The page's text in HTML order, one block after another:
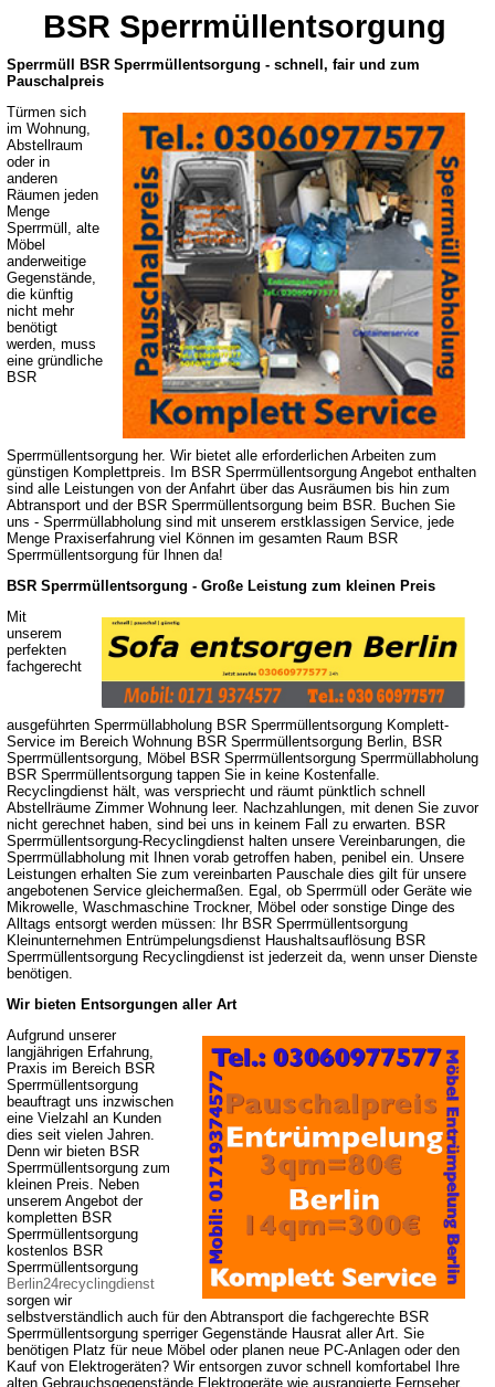
BSR Sperrmüllentsorgung
Sperrmüll BSR Sperrmüllentsorgung - schnell, fair und zum
Pauschalpreis
Türmen sich
im Wohnung,
Abstellraum
oder in
anderen
Räumen jeden
Menge
Sperrmüll, alte
Möbel
anderweitige
Gegenstände,
die künftig
nicht mehr
benötigt
werden, muss
eine gründliche
BSR
Sperrmüllentsorgung her. Wir bietet alle erforderlichen Arbeiten zum
günstigen Komplettpreis. Im BSR Sperrmüllentsorgung Angebot enthalten
sind alle Leistungen von der Anfahrt über das Ausräumen bis hin zum
Abtransport und der BSR Sperrmüllentsorgung beim BSR. Buchen Sie
uns - Sperrmüllabholung sind mit unserem erstklassigen Service, jede
Menge Praxiserfahrung viel Können im gesamten Raum BSR
Sperrmüllentsorgung für Ihnen da!
BSR Sperrmüllentsorgung - Große Leistung zum kleinen Preis
Mit
unserem
perfekten
fachgerecht
ausgeführten Sperrmüllabholung BSR Sperrmüllentsorgung Komplett-
Service im Bereich Wohnung BSR Sperrmüllentsorgung Berlin, BSR
Sperrmüllentsorgung, Möbel BSR Sperrmüllentsorgung Sperrmüllabholung
BSR Sperrmüllentsorgung tappen Sie in keine Kostenfalle.
Recyclingdienst hält, was verspriecht und räumt pünktlich schnell
Abstellräume Zimmer Wohnung leer. Nachzahlungen, mit denen Sie zuvor
nicht gerechnet haben, sind bei uns in keinem Fall zu erwarten. BSR
Sperrmüllentsorgung-Recyclingdienst halten unsere Vereinbarungen, die
Sperrmüllabholung mit Ihnen vorab getroffen haben, penibel ein. Unsere
Leistungen erhalten Sie zum vereinbarten Pauschale dies gilt für unsere
angebotenen Service gleichermaßen. Egal, ob Sperrmüll oder Geräte wie
Mikrowelle, Waschmaschine Trockner, Möbel oder sonstige Dinge des
Alltags entsorgt werden müssen: Ihr BSR Sperrmüllentsorgung
Kleinunternehmen Entrümpelungsdienst Haushaltsauflösung BSR
Sperrmüllentsorgung Recyclingdienst ist jederzeit da, wenn unser Dienste
benötigen.
Wir bieten Entsorgungen aller Art
Aufgrund unserer
langjährigen Erfahrung,
Praxis im Bereich BSR
Sperrmüllentsorgung
beauftragt uns inzwischen
eine Vielzahl an Kunden
dies seit vielen Jahren.
Denn wir bieten BSR
Sperrmüllentsorgung zum
kleinen Preis. Neben
unserem Angebot der
kompletten BSR
Sperrmüllentsorgung
kostenlos BSR
Sperrmüllentsorgung
Berlin24recyclingdienst
sorgen wir
selbstverständlich auch für den Abtransport die fachgerechte BSR
Sperrmüllentsorgung sperriger Gegenstände Hausrat aller Art. Sie
benötigen Platz für neue Möbel oder planen neue PC-Anlagen oder den
Kauf von Elektrogeräten? Wir entsorgen zuvor schnell komfortabel Ihre
alten Gebrauchsgegenstände Elektrogeräte wie ausrangierte Fernseher,